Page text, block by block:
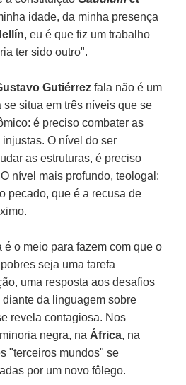
idade, da minha presença
, eu é que fiz um trabalho
ter sido outro".
Gutiérrezfala não é um
situa em três níveis que se
é preciso combater as
O nível do ser
as estruturas, é preciso
nível mais profundo, teologal:
pecado, que é a recusa de
é o meio para fazem com que o
seja uma tarefa
uma resposta aos desafios
da linguagem sobre
revela contagiosa. Nos
negra, na África, na
"terceiros mundos" se
por um novo fôlego.